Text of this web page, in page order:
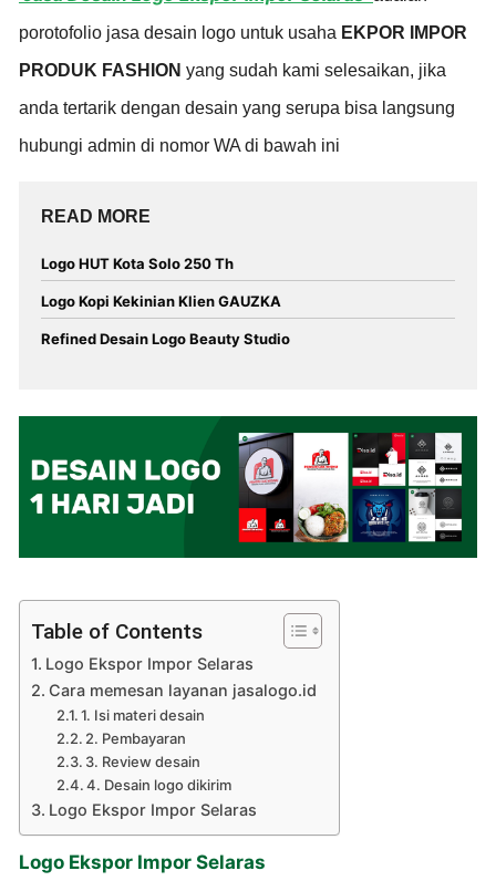
porotofolio jasa desain logo untuk usaha EKPOR IMPOR
PRODUK FASHION yang sudah kami selesaikan, jika
anda tertarik dengan desain yang serupa bisa langsung
hubungi admin di nomor WA di bawah ini
READ MORE
Logo HUT Kota Solo 250 Th
Logo Kopi Kekinian Klien GAUZKA
Refined Desain Logo Beauty Studio
Table of Contents
Logo Ekspor Impor Selaras
Cara memesan layanan jasalogo.id
1. Isi materi desain
2. Pembayaran
3. Review desain
4. Desain logo dikirim
Logo Ekspor Impor Selaras
Logo Ekspor Impor Selaras